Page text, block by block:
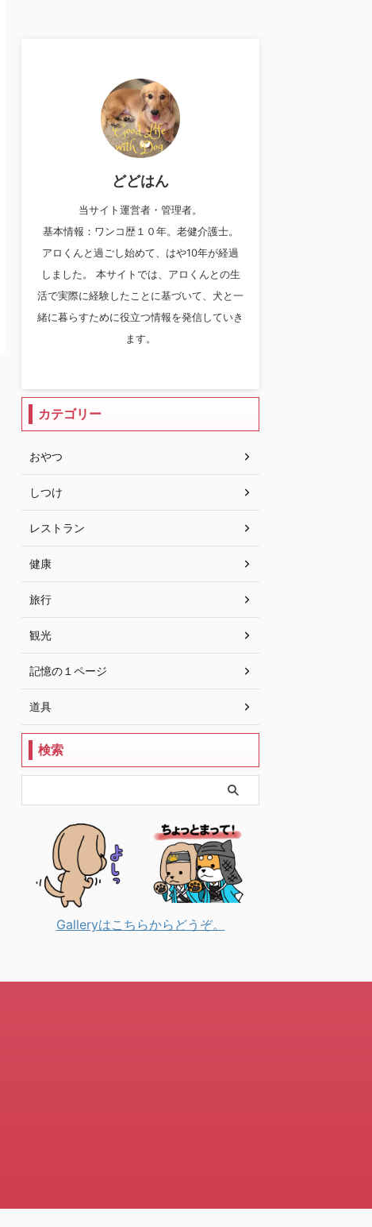
どどはん
当サイト運営者・管理者。
基本情報：ワンコ歴１０年。老健介護士。
アロくんと過ごし始めて、はや10年が経過
しました。 本サイトでは、アロくんとの生
活で実際に経験したことに基づいて、犬と一
緒に暮らすために役立つ情報を発信していき
ます。
カテゴリー
おやつ
しつけ
レストラン
健康
旅行
観光
記憶の１ページ
道具
検索
Galleryはこちらからどうぞ。